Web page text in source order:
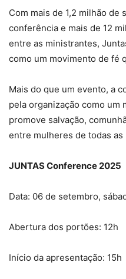
Com mais de 1,2 milhão de
conferência e mais de 12
entre as ministrantes,
como um movimento de fé
Mais do que um evento, a
pela organização como um
promove salvação,
entre mulheres de todas
JUNTAS Conference 2025
Data: 06 de setembro,
Abertura dos portões: 12h
Início da apresentação: 15h